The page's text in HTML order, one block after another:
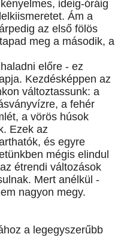
ideig-óráig
Ám a
az első fölös
meg a második, a
előre - ez
Kezdésképpen az
változtassunk: a
a fehér
a vörös húsok
Ezek az
és egyre
mégis elindul
étrendi változások
Mert anélkül -
nagyon megy.
a legegyszerűbb